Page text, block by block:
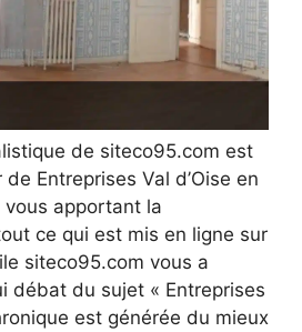
de siteco95.com est
Entreprises Val d’Oise en
apportant la
ce qui est mis en ligne sur
siteco95.com vous a
débat du sujet « Entreprises
est générée du mieux